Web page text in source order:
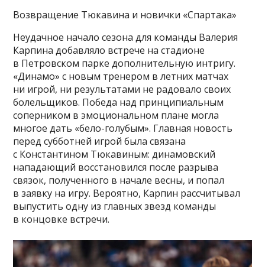
Возвращение Тюкавина и новички «Спартака»
Неудачное начало сезона для команды Валерия
Карпина добавляло встрече на стадионе
в Петровском парке дополнительную интригу.
«Динамо» с новым тренером в летних матчах
ни игрой, ни результатами не радовало своих
болельщиков. Победа над принципиальным
соперником в эмоциональном плане могла
многое дать «бело-голубым». Главная новость
перед субботней игрой была связана
с Константином Тюкавиным: динамовский
нападающий восстановился после разрыва
связок, полученного в начале весны, и попал
в заявку на игру. Вероятно, Карпин рассчитывал
выпустить одну из главных звезд команды
в концовке встречи.